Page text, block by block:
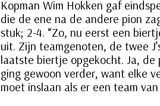
Kopman Wim Hokken gaf
die de ene na de andere pion
stuk; 2-4. “Zo, nu eerst een
uit. Zijn teamgenoten, de twee
laatste biertje opgekocht. Ja, de
ging gewoon verder, want elke
moet inslaan als er een team